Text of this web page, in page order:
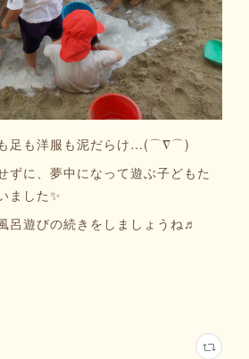
足も洋服も泥だらけ…(⌒∇⌒)
ずに、夢中になって遊ぶ子どもた
ました✨
呂遊びの続きをしましょうね♬